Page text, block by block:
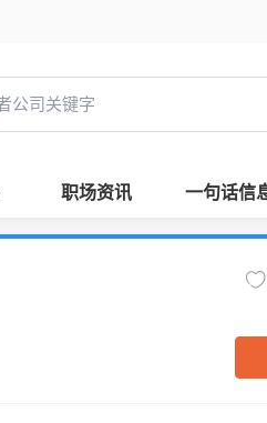
职场资讯 一句话信